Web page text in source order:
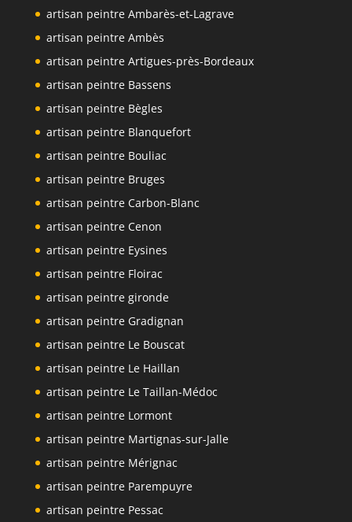
artisan peintre Ambarès-et-Lagrave
artisan peintre Ambès
artisan peintre Artigues-près-Bordeaux
artisan peintre Bassens
artisan peintre Bègles
artisan peintre Blanquefort
artisan peintre Bouliac
artisan peintre Bruges
artisan peintre Carbon-Blanc
artisan peintre Cenon
artisan peintre Eysines
artisan peintre Floirac
artisan peintre gironde
artisan peintre Gradignan
artisan peintre Le Bouscat
artisan peintre Le Haillan
artisan peintre Le Taillan-Médoc
artisan peintre Lormont
artisan peintre Martignas-sur-Jalle
artisan peintre Mérignac
artisan peintre Parempuyre
artisan peintre Pessac